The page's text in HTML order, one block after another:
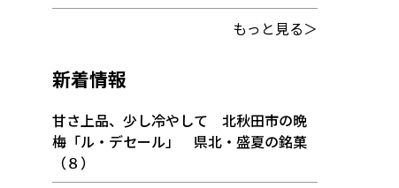
もっと見る＞
新着情報
甘さ上品、少し冷やして 北秋田市の晩
梅「ル・デセール」 県北・盛夏の銘菓
（８）